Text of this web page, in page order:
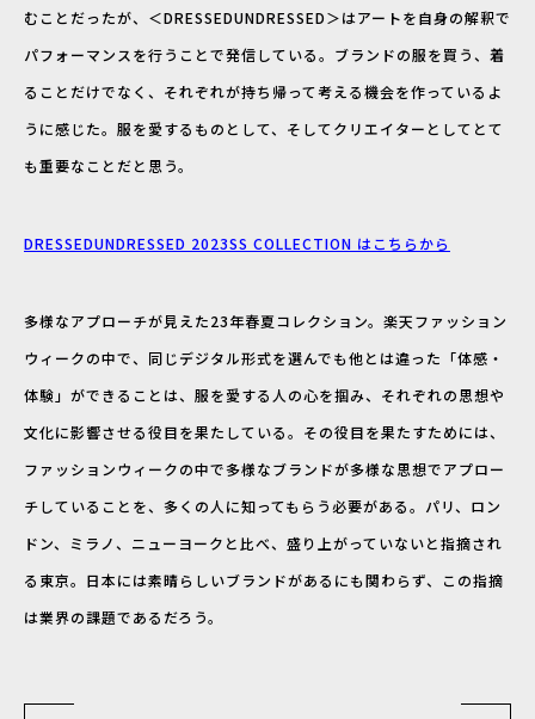
むことだったが、＜DRESSEDUNDRESSED＞はアートを自身の解釈で
パフォーマンスを行うことで発信している。ブランドの服を買う、着
ることだけでなく、それぞれが持ち帰って考える機会を作っているよ
うに感じた。服を愛するものとして、そしてクリエイターとしてとて
も重要なことだと思う。
DRESSEDUNDRESSED 2023SS COLLECTION はこちらから
多様なアプローチが見えた23年春夏コレクション。楽天ファッション
ウィークの中で、同じデジタル形式を選んでも他とは違った「体感・
体験」ができることは、服を愛する人の心を掴み、それぞれの思想や
文化に影響させる役目を果たしている。その役目を果たすためには、
ファッションウィークの中で多様なブランドが多様な思想でアプロー
チしていることを、多くの人に知ってもらう必要がある。パリ、ロン
ドン、ミラノ、ニューヨークと比べ、盛り上がっていないと指摘され
る東京。日本には素晴らしいブランドがあるにも関わらず、この指摘
は業界の課題であるだろう。